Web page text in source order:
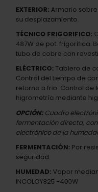
EXTERIOR: Armario
su desplazamiento.
TÉCNICO FRIGORIFICO:
487W de pot. frigorífica.
tubo de cobre con
ELÉCTRICO: Tablero de
Control del tiempo de
retorno a frio. Control de
higrometría mediante
OPCIÓN:Cuadro
fermentación directa,
electrónico de la
FERMENTACIÓN: Por
seguridad.
HUMEDAD:Vapor
INCOLOY825 -400W